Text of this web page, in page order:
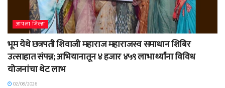
आपला जिल्हा
भूम येथे छत्रपती शिवाजी महाराज महाराजस्व समाधान शिबिर
उत्साहात संपन्न; अभियानातून ४ हजार ४५९ लाभार्थ्यांना विविध
योजनांचा थेट लाभ
02/08/2026